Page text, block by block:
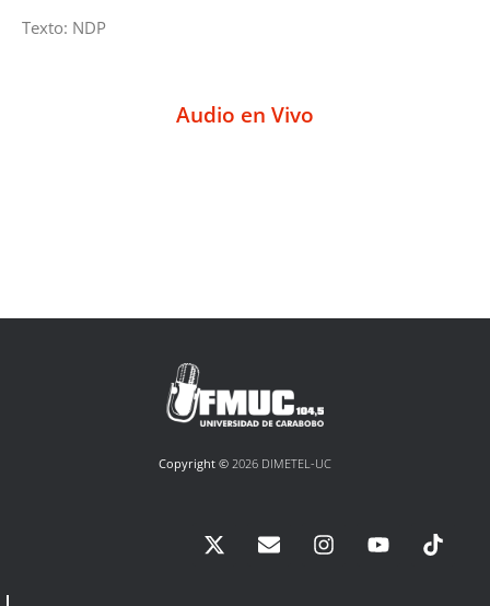
Texto: NDP
Audio en Vivo
Copyright © 2026 DIMETEL-UC